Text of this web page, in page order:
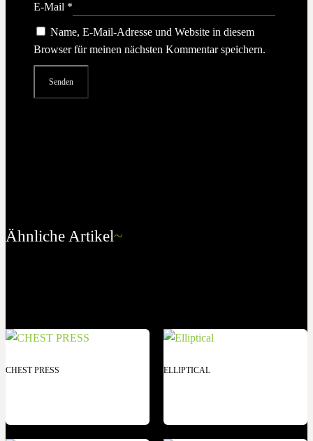
E-Mail *
Name, E-Mail-Adresse und Website in diesem
Browser für meinen nächsten Kommentar speichern.
Ähnliche Artikel~
CHEST PRESS ELLIPTICAL